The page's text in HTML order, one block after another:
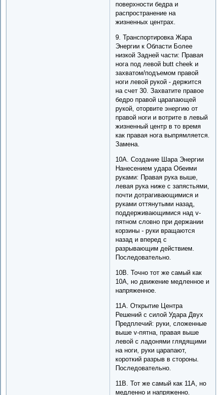
поверхности бедра и
распространение на
жизненных центрах.
9. Транспортировка Жара
Энергии к Области Более
низкой Задней части: Правая
нога под левой butt cheek и
захватом/подъемом правой
ноги левой рукой - держится
на счет 30. Захватите правое
бедро правой царапающей
рукой, оторвите энергию от
правой ноги и вотрите в левый
жизненный центр в то время
как правая нога выпрямляется.
Замена.
10A. Создание Шара Энергии
Нанесением удара Обеими
руками: Правая рука выше,
левая рука ниже с запястьями,
почти дотрагивающимися и
руками оттянутыми назад,
поддерживающимися над v-
пятном словно при держании
корзины - руки вращаются
назад и вперед с
разрывающим действием.
Последовательно.
10B. Точно тот же самый как
10A, но движение медленное и
напряженное.
11A. Открытие Центра
Решений с силой Удара Двух
Предплечий: руки, сложенные
выше v-пятна, правая выше
левой с ладонями глядящими
на ноги, руки царапают,
короткий разрыв в стороны.
Последовательно.
11B. Тот же самый как 11A, но
медленно и напряженно.